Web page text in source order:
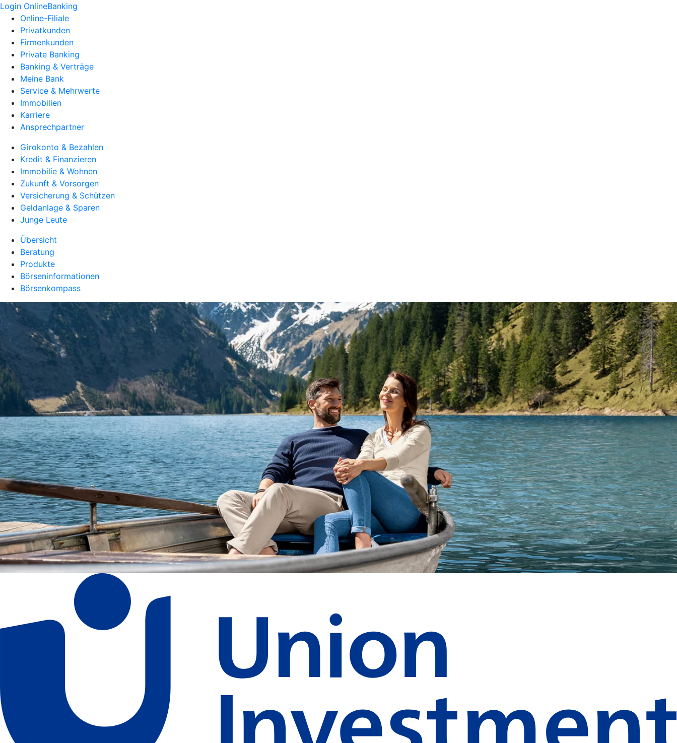
Login OnlineBanking
Online-Filiale
Privatkunden
Firmenkunden
Private Banking
Banking & Verträge
Meine Bank
Service & Mehrwerte
Immobilien
Karriere
Ansprechpartner
Girokonto & Bezahlen
Kredit & Finanzieren
Immobilie & Wohnen
Zukunft & Vorsorgen
Versicherung & Schützen
Geldanlage & Sparen
Junge Leute
Übersicht
Beratung
Produkte
Börseninformationen
Börsenkompass